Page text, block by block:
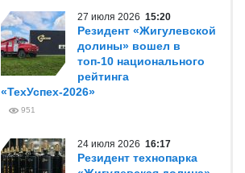
27 июля 2026 15:20
Резидент «Жигулевской
долины» вошел в
топ-10 национального
рейтинга
«ТехУспех-2026»
951
24 июля 2026 16:17
Резидент технопарка